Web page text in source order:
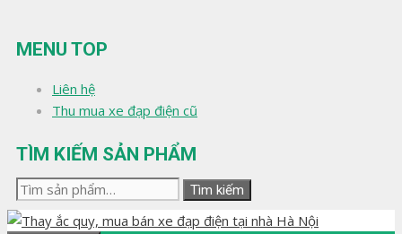
đến
nội
MENU TOP
Liên hệ
Thu mua xe đạp điện cũ
TÌM KIẾM SẢN PHẨM
Tìm
kiếm:
Tìm kiếm